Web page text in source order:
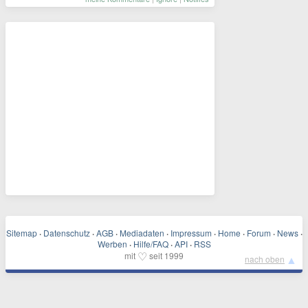
Sitemap · Datenschutz · AGB · Mediadaten · Impressum · Home · Forum · News ·
Werben · Hilfe/FAQ · API · RSS
mit ♡ seit 1999 nach oben ▲